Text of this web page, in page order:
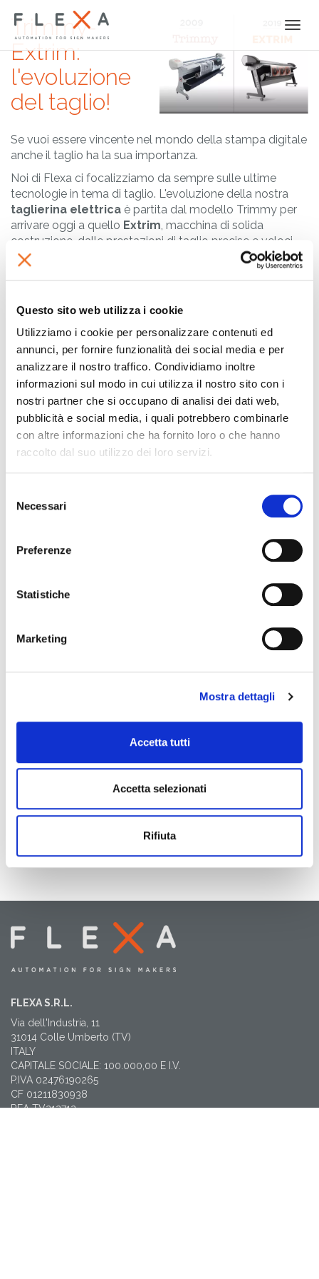
Questo sito web utilizza i cookie
Utilizziamo i cookie per personalizzare contenuti ed
annunci, per fornire funzionalità dei social media e per
analizzare il nostro traffico. Condividiamo inoltre
informazioni sul modo in cui utilizza il nostro sito con i
nostri partner che si occupano di analisi dei dati web,
pubblicità e social media, i quali potrebbero combinarle
con altre informazioni che ha fornito loro o che hanno
raccolto dal suo utilizzo dei loro servizi.
delNecessari
Preferenze
Statistiche
Marketing
Mostra dettagli
Accetta tutti
Accetta selezionati
Rifiuta
Trimmy-
Extrim:
l'evoluzione
del taglio!
Se vuoi essere vincente nel mondo della stampa digitale
anche il taglio ha la sua importanza.
Noi di Flexa ci focalizziamo da sempre sulle ultime
tecnologie in tema di taglio. L'evoluzione della nostra
taglierina elettrica è partita dal modello Trimmy per
arrivare oggi a quello Extrim, macchina di solida
costruzione, dalle prestazioni di taglio precise e veloci.
su una guida lineare a ricircolo di sfere rendono questa
macchina unica nel mercato.
Per maggiori informazioni leggi qui:
Taglierina elettrica Extrim
FLEXA S.R.L.
Via dell'Industria, 11
31014 Colle Umberto (TV)
ITALY
CAPITALE SOCIALE: 100.000,00 E I.V.
P.IVA 02476190265
CF 01211830938
REA TV212712